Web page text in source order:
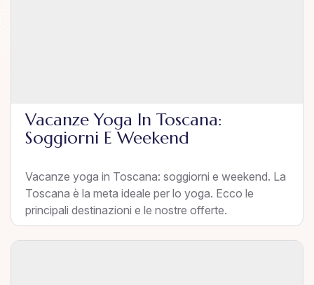
Vacanze Yoga In Toscana:
Soggiorni E Weekend
Vacanze yoga in Toscana: soggiorni e weekend. La
Toscana è la meta ideale per lo yoga. Ecco le
principali destinazioni e le nostre offerte.